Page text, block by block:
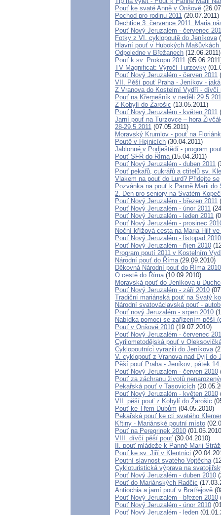
Pouť ke svaté Anně v Onšově
Pochod pro rodinu 2011 (20.07.2011)
Dechtice 3. července 2011: Maria
Pouť Nový Jeruzalém - červenec
Fotky z VI. cyklopoutě do Jeníkova
Hlavní pouť v Hubokých
Odpoledne v Břežanech (12.06.2011)
Pouť k sv. Prokopu 2011
TV Magnificat: Výročí Turzovky
Pouť Nový Jeruzalém - červen 2011
VII. Pěší pouť Praha - Jeníkov -
Z Vranova do Kostelmí Vydří - dívčí
Pouť na Křemešník v neděli
Z Kobylí do Žarošic (13.05.2011)
Pouť Nový Jeruzalém - květen 2011
Jarní pouť na Turzovce – hora
28-29.5.2011 (07.05.2011)
Moravský Krumlov - pouť na
Poutě v Hejnicích (30.04.2011)
Jablonné v Podještědí - program
Pouť SFŘ do Říma (15.04.2011)
Pouť Nový Jeruzalém - duben 2011
Pouť pekařů, cukrářů a ctitelů sv.
Vlakem na pouť do Lurd? Přidejte se
Pozvánka na pouť k Panně Marii do
2. Den pro seniory na Svatém
Pouť Nový Jeruzalém - březen 2011
Pouť Nový Jeruzalém - únor 2011
Pouť Nový Jeruzalém - leden 2011
Pouť Nový Jeruzalém - prosinec
Noční křížová cesta na Maria Hilf
Pouť Nový Jeruzalém - listopad 2010
Pouť Nový Jeruzalém - říjen 2010
Program poutí 2011 v Kostelním
Národní pouť do Říma (29.09.2010)
Děkovná Národní pouť do Říma 2010
O cestě do Říma(10.09.2010)
Moravská pouť do Jeníkova u
Pouť Nový Jeruzalém - září 2010
Tradiční mariánská pouť na Svatý
Národní svatováclavská pouť -
Pouť nový Jeruzalém - srpen 2010
Nabídka pomoci se zařízením pěší
Pouť v Onšově 2010 (19.07.2010)
Pouť Nový Jeruzalém - červenec
Cyrilometodějská pouť v
Cyklopoutníci vyrazili do Jeníkova
V. cyklopouť z Vranova nad Dyjí do
Pěší pouť Praha - Jeníkov; pátek
Pouť Nový Jeruzalém - červen 2010
Pouť za záchranu životů
Pekařská pouť v Tasovicích
Pouť Nový Jeruzalém - květen 2010
VII. pěší pouť z Kobylí do Žarošic
Pouť ke Třem Dubům (04.05.2010)
Pekařská pouť ke cti svatého
Křtiny - Mariánské poutní místo
Pouť na Peregrinek 2010
VIII. dívčí pěší pouť (30.04.2010)
II. pouť mládeže k Panně Marii
Pouť ke sv. Jiří v Klentnici
Poutní slavnost svatého Vojtěcha
Cykloturistická výprava na
Pouť Nový Jeruzalém - duben 2010
Pouť do Mariánských Radčic
Antiochia a jarní pouť v Bratřejově
Pouť Nový Jeruzalém - březen 2010
Pouť Nový Jeruzalém - únor 2010
Pouť Nový Jeruzalém - leden